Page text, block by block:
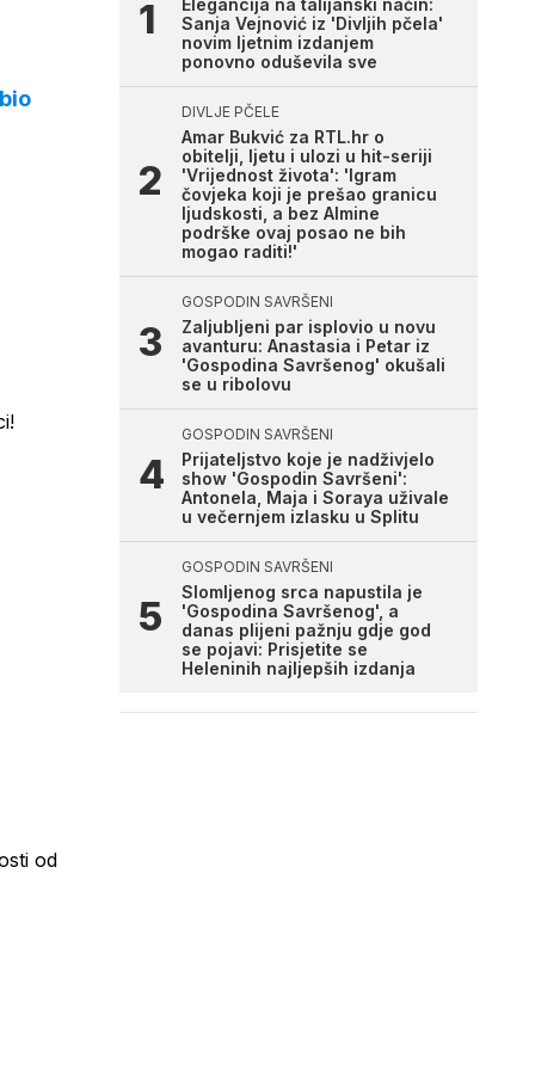
od
Elegancija na talijanski način:
Sanja Vejnović iz 'Divljih pčela'
novim ljetnim izdanjem
ponovno oduševila sve
DIVLJE PČELE
Amar Bukvić za RTL.hr o
obitelji, ljetu i ulozi u hit-seriji
'Vrijednost života': 'Igram
čovjeka koji je prešao granicu
ljudskosti, a bez Almine
podrške ovaj posao ne bih
mogao raditi!'
GOSPODIN SAVRŠENI
Zaljubljeni par isplovio u novu
avanturu: Anastasia i Petar iz
'Gospodina Savršenog' okušali
se u ribolovu
GOSPODIN SAVRŠENI
Prijateljstvo koje je nadživjelo
show 'Gospodin Savršeni':
Antonela, Maja i Soraya uživale
u večernjem izlasku u Splitu
GOSPODIN SAVRŠENI
Slomljenog srca napustila je
'Gospodina Savršenog', a
danas plijeni pažnju gdje god
se pojavi: Prisjetite se
Heleninih najljepših izdanja